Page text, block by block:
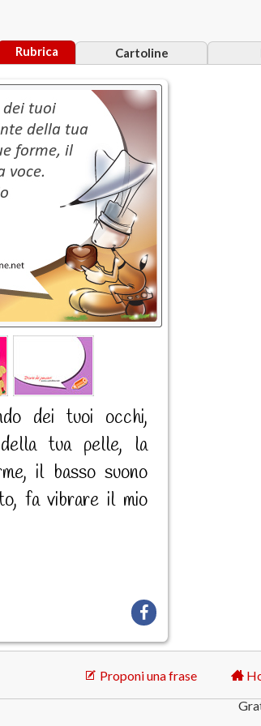
Cartoline
Rubrica
dei tuoi occhi,
tua pelle, la
il basso suono
fa vibrare il mio
Proponi una frase